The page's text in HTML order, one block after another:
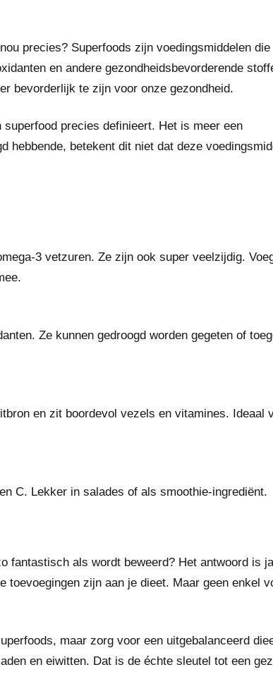
precies? Superfoods zijn voedingsmiddelen die
en andere gezondheidsbevorderende
bevorderlijk te zijn voor onze gezondheid.
precies definieert. Het is meer een
hebbende, betekent dit niet dat deze
3 vetzuren. Ze zijn ook super veelzijdig.
Ze kunnen gedroogd worden gegeten of
en zit boordevol vezels en vitamines. Ideaal
C. Lekker in salades of als smoothie-ingrediënt.
fantastisch als wordt beweerd? Het antwoord is
toevoegingen zijn aan je dieet. Maar geen enkel
maar zorg voor een uitgebalanceerd
en eiwitten. Dat is de échte sleutel tot een